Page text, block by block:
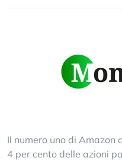
Il numero uno di
4 per cento delle azioni